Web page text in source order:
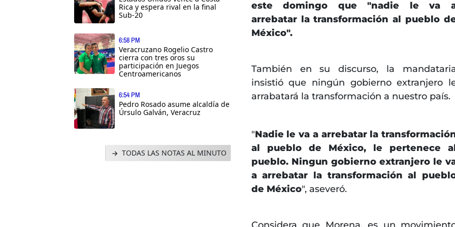
Rica y espera rival en la final
Sub-20
6:58 PM
Veracruzano Rogelio Castro
cierra con tres oros su
participación en Juegos
Centroamericanos
6:54 PM
Pedro Rosado asume alcaldía de
Úrsulo Galván, Veracruz
TODAS LAS NOTAS AL MINUTO
este domingo que "nadie le va
arrebatar la transformación al pueblo
México".
También en su discurso, la
insistió que ningún gobierno extranjero
arrabatará la transformación a nuestro país.
"Nadie le va a arrebatar la
al pueblo de México, le pertenece
pueblo. Ningun gobierno extranjero le
a arrebatar la transformación al
de México", aseveró.